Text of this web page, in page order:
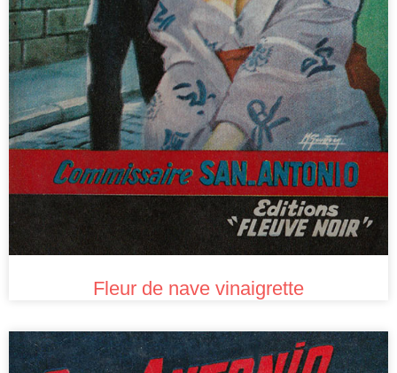
Fleur de nave vinaigrette